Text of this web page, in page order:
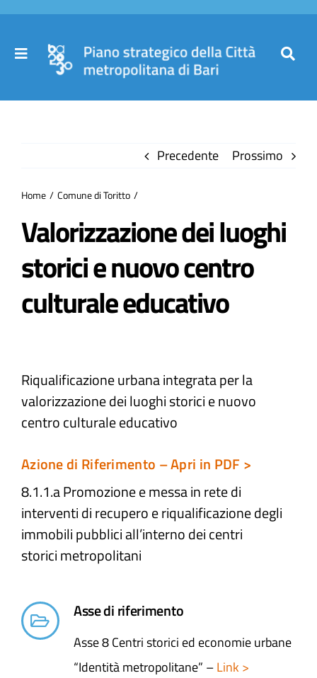
Salta
contenuto
Toggle
Partecipa
Comuni
Notizie
Precedente Prossimo
Home Comune di Toritto
Valorizzazione dei luoghi
storici e nuovo centro
culturale educativo
Riqualificazione urbana integrata per la
valorizzazione dei luoghi storici e nuovo
centro culturale educativo
Azione di Riferimento – Apri in PDF >
8.1.1.a Promozione e messa in rete di
interventi di recupero e riqualificazione degli
immobili pubblici all’interno dei centri
storici metropolitani ​
Asse di riferimento
Asse 8 Centri storici ed economie urbane
“Identità metropolitane” –Link >